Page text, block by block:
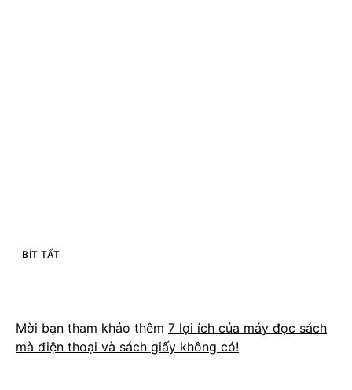
BÍT TẤT
Mời bạn tham khảo thêm 7 lợi ích của máy đọc sách
mà điện thoại và sách giấy không có!